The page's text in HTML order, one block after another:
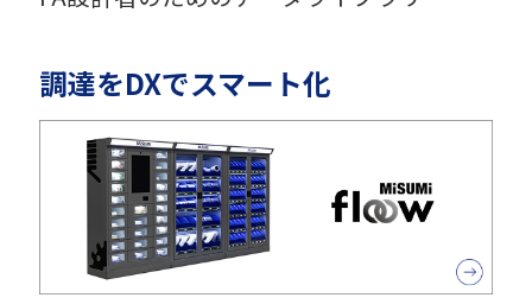
調達をDXでスマート化